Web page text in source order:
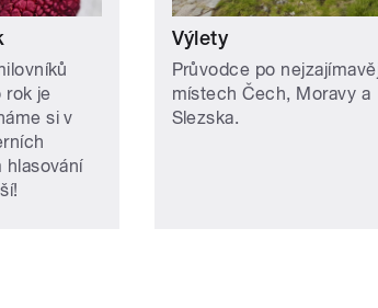
rok je
si v
hlasování
Výlety
Průvodce po
místech Čech, Moravy a
Slezska.